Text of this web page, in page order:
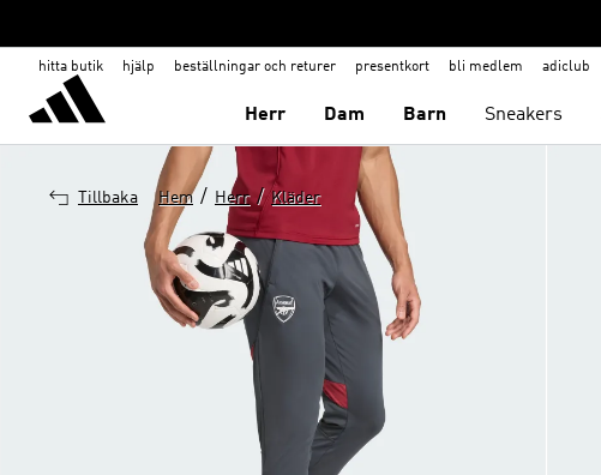
hitta butik hjälp beställningar och returer presentkort bli medlem adiclub
Herr Dam Barn Sneakers
Tillbaka Hem / Herr / Kläder